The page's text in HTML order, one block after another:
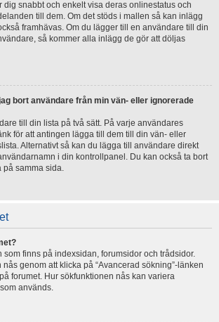
dig snabbt och enkelt visa deras onlinestatus och
till dem. Om det stöds i mallen så kan inlägg
framhävas. Om du lägger till en användare till din
så kommer alla inlägg de gör att döljas
bort användare från min vän- eller ignorerade
till din lista på två sätt. På varje användares
för att antingen lägga till dem till din vän- eller
Alternativt så kan du lägga till användare direkt
i din kontrollpanel. Du kan också ta bort
på samma sida.
som finns på indexsidan, forumsidor och trådsidor.
genom att klicka på “Avancerad sökning”-länken
forumet. Hur sökfunktionen nås kan variera
används.